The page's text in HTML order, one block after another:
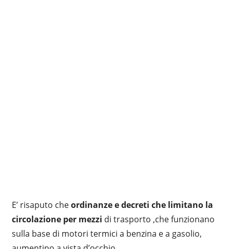
E’ risaputo cheordinanze e decreti che limitano la
circolazione per mezzi di trasporto ,che funzionano
sulla base di motori termici a benzina e a gasolio,